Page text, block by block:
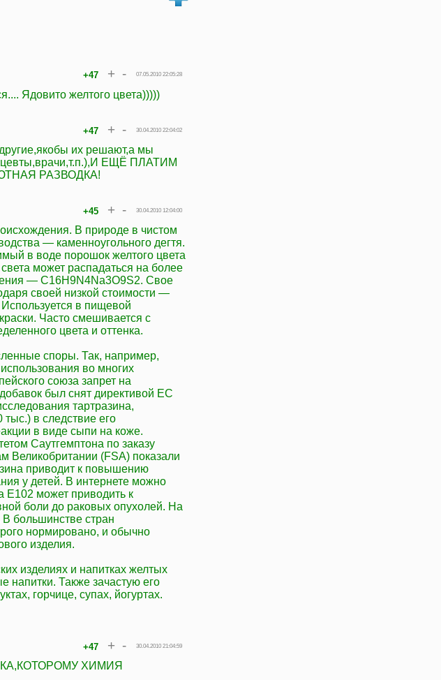
07.05.2010 22:05:28
+47 + -
Ядовито желтого цвета)))))
30.04.2010 22:04:02
+47 + -
их решают,а мы
ЕЩЁ ПЛАТИМ
РАЗВОДКА!
30.04.2010 12:04:00
+45 + -
В природе в чистом
— каменноугольного дегтя.
в воде порошок желтого цвета
может распадаться на более
— C16H9N4Na3O9S2. Свое
своей низкой стоимости —
в пищевой
Часто смешивается с
цвета и оттенка.
споры. Так, например,
во многих
союза запрет на
был снят директивой ЕС
тартразина,
в следствие его
в виде сыпи на коже.
Саутгемптона по заказу
Великобритании (FSA) показали
приводит к повышению
у детей. В интернете можно
E102 может приводить к
боли до раковых опухолей. На
большинстве стран
нормировано, и обычно
изделия.
изделиях и напитках желтых
напитки. Также зачастую его
горчице, супах, йогуртах.
30.04.2010 21:04:59
+47 + -
ХИМИЯ